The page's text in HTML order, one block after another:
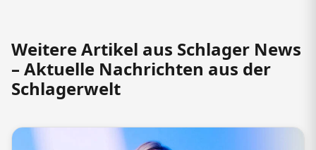
Weitere Artikel aus Schlager News
– Aktuelle Nachrichten aus der
Schlagerwelt